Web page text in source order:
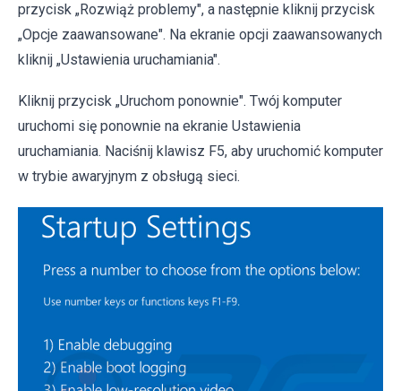
przycisk „Rozwiąż problemy", a następnie kliknij przycisk
„Opcje zaawansowane". Na ekranie opcji zaawansowanych
kliknij „Ustawienia uruchamiania".
Kliknij przycisk „Uruchom ponownie". Twój komputer
uruchomi się ponownie na ekranie Ustawienia
uruchamiania. Naciśnij klawisz F5, aby uruchomić komputer
w trybie awaryjnym z obsługą sieci.